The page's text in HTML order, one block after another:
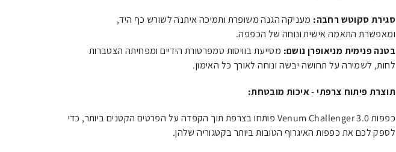
סגירת סקוטש רחבה: מעניקה הגנה משופרת ותמיכה איתנה לשורש כף היד,
ומאפשרת התאמה אישית ונוחה של הכפפה.
בטנה פנימית מניאופרן נושם: מסייעת בוויסות טמפרטורת הידיים ומפחיתה הצטברות
לחות, לשמירה על תחושה יבשה ונוחה לאורך כל האימון.
תוצרת פיתוח צרפתי - איכות מובטחת:
כפפות Venum Challenger 3.0 פותחו בצרפת תוך הקפדה על הפרטים הקטנים ביותר, כדי
לספק לכם את כפפות האיגרוף הטובות ביותר בקטגוריה שלהן.